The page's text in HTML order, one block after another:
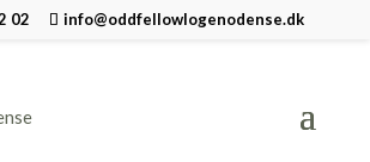
02 info@oddfellowlogenodense.dk